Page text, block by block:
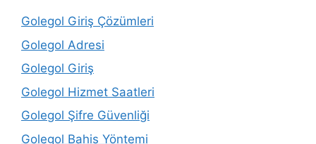
Golegol Giriş Çözümleri
Golegol Adresi
Golegol Giriş
Golegol Hizmet Saatleri
Golegol Şifre Güvenliği
Golegol Bahis Yöntemi